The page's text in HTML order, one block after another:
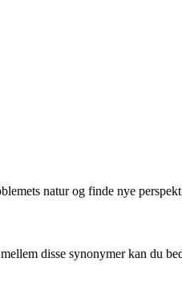
natur og finde nye
disse synonymer kan du